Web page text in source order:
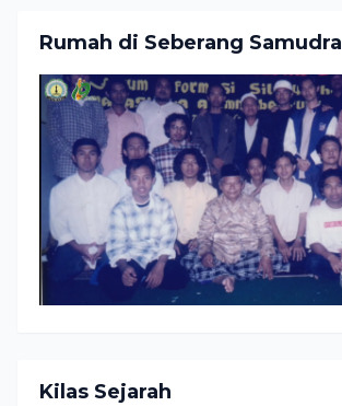
Rumah di Seberang Samudra
Kilas Sejarah